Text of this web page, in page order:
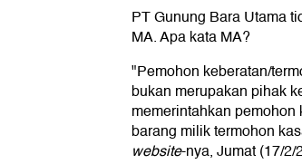
PT Gunung Bara Utama
MA. Apa kata MA?
"Pemohon keberatan/
bukan merupakan pihak
memerintahkan
barang milik termohon
website-nya, Jumat (17/2/